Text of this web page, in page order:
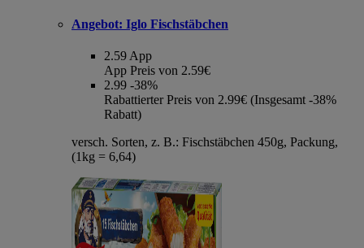
Angebot: Iglo Fischstäbchen
2.59 App
App Preis von 2.59€
2.99 -38%
Rabattierter Preis von 2.99€ (Insgesamt -38%
Rabatt)
versch. Sorten, z. B.: Fischstäbchen 450g, Packung,
(1kg = 6,64)